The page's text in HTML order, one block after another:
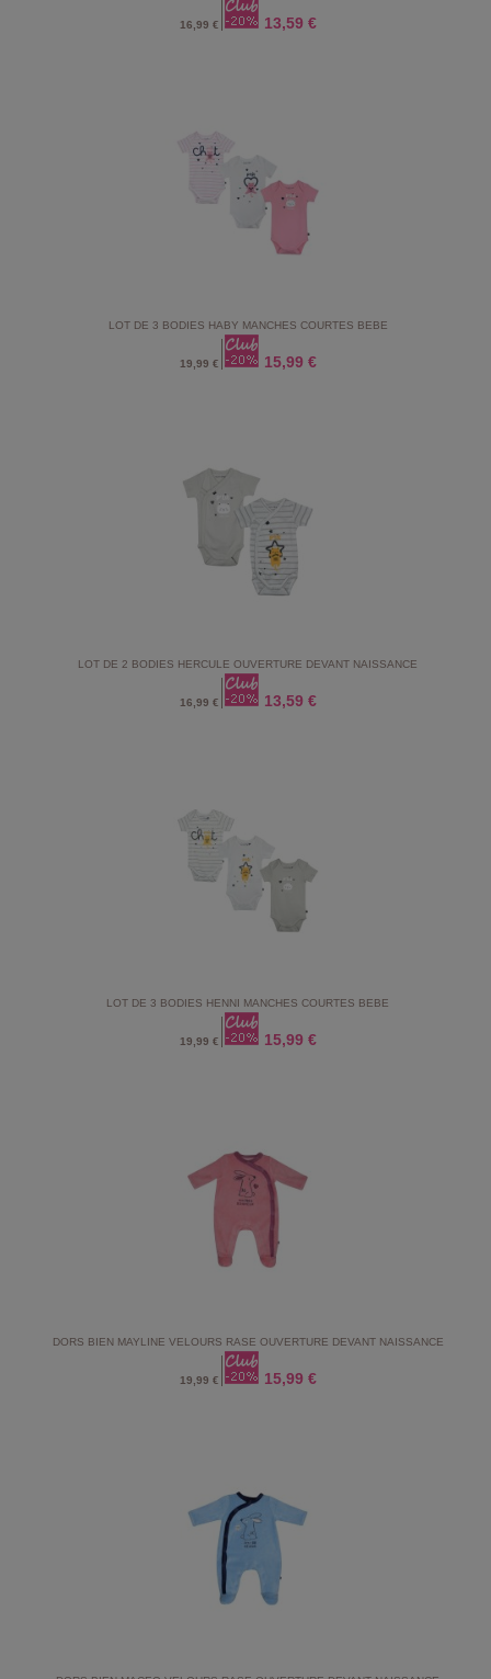
16,99 € 13,59 €
LOT DE 3 BODIES HABY MANCHES COURTES BEBE
19,99 € 15,99 €
LOT DE 2 BODIES HERCULE OUVERTURE DEVANT NAISSANCE
16,99 € 13,59 €
LOT DE 3 BODIES HENNI MANCHES COURTES BEBE
19,99 € 15,99 €
DORS BIEN MAYLINE VELOURS RASE OUVERTURE DEVANT NAISSANCE
19,99 € 15,99 €